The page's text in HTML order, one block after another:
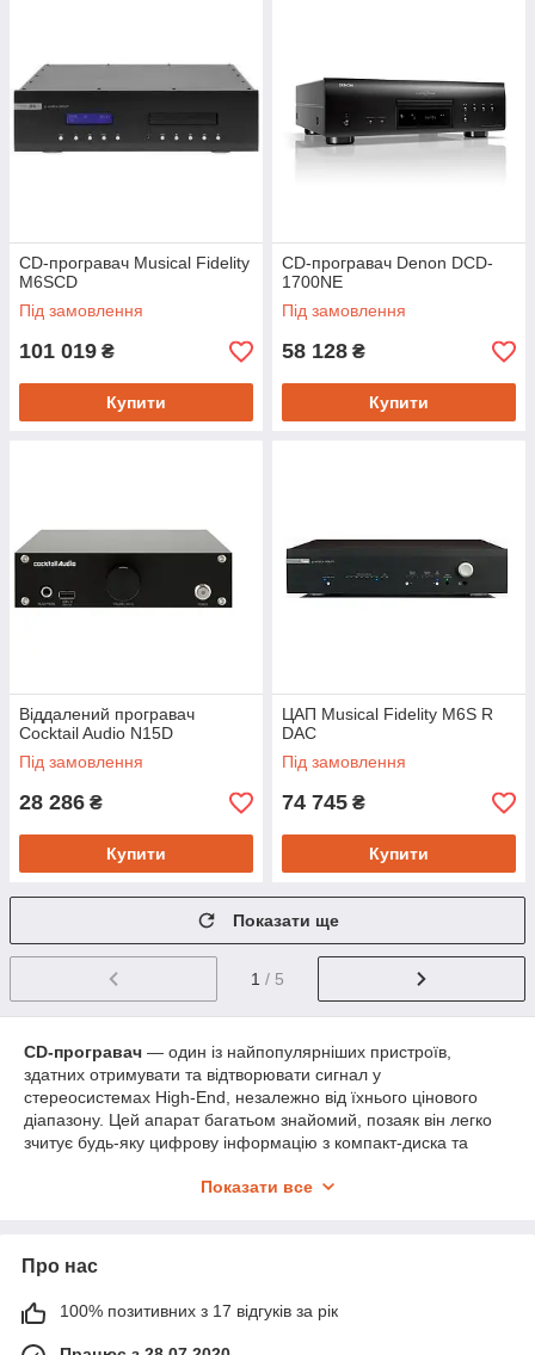
CD-програвач Musical Fidelity
M6SCD
Під замовлення
101 019 ₴
Купити
CD-програвач Denon DCD-
1700NE
Під замовлення
58 128 ₴
Купити
Віддалений програвач
Cocktail Audio N15D
Під замовлення
28 286 ₴
Купити
ЦАП Musical Fidelity M6S R
DAC
Під замовлення
74 745 ₴
Купити
Показати ще
1 / 5
CD-програвач — один із найпопулярніших пристроїв,
здатних отримувати та відтворювати сигнал у
стереосистемах High-End, незалежно від їхнього цінового
діапазону. Цей апарат багатьом знайомий, позаяк він легко
зчитує будь-яку цифрову інформацію з компакт-диска та
втрачає колишньої популярності ось уже понад 15 років.
поєднує потрібні функціональні вузли під час під'єднання
моделей можуть складатися відразу з декількох блоків і
Показати все
Про нас
100% позитивних з 17 відгуків за рік